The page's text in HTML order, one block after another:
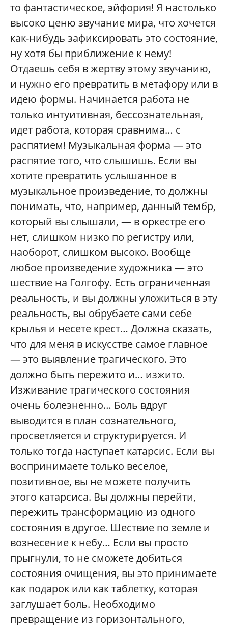
то фантастическое, эйфория! Я настолько
высоко ценю звучание мира, что хочется
как-нибудь зафиксировать это состояние,
ну хотя бы приближение к нему!
Отдаешь себя в жертву этому звучанию,
и нужно его превратить в метафору или в
идею формы. Начинается работа не
только интуитивная, бессознательная,
идет работа, которая сравнима… с
распятием! Музыкальная форма — это
распятие того, что слышишь. Если вы
хотите превратить услышанное в
музыкальное произведение, то должны
понимать, что, например, данный тембр,
который вы слышали, — в оркестре его
нет, слишком низко по регистру или,
наоборот, слишком высоко. Вообще
любое произведение художника — это
шествие на Голгофу. Есть ограниченная
реальность, и вы должны уложиться в эту
реальность, вы обрубаете сами себе
крылья и несете крест… Должна сказать,
что для меня в искусстве самое главное
— это выявление трагического. Это
должно быть пережито и… изжито.
Изживание трагического состояния
очень болезненно… Боль вдруг
выводится в план сознательного,
просветляется и структурируется. И
только тогда наступает катарсис. Если вы
воспринимаете только веселое,
позитивное, вы не можете получить
этого катарсиса. Вы должны перейти,
пережить трансформацию из одного
состояния в другое. Шествие по земле и
вознесение к небу… Если вы просто
прыгнули, то не сможете добиться
состояния очищения, вы это принимаете
как подарок или как таблетку, которая
заглушает боль. Необходимо
превращение из горизонтального,